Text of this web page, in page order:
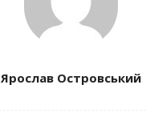
Ярослав Островський